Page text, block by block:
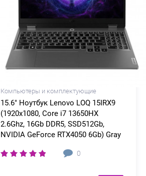
Компьютеры и комплектующие
15.6" Ноутбук Lenovo LOQ 15IRX9
(1920x1080, Core i7 13650HX
2.6Ghz, 16Gb DDR5, SSD512Gb,
NVIDIA GeForce RTX4050 6Gb) Gray
0